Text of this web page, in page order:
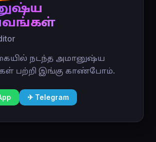
நடந்த அமானுஷ்ய
பற்றி இங்கு காண்போம்.
✈ Telegram